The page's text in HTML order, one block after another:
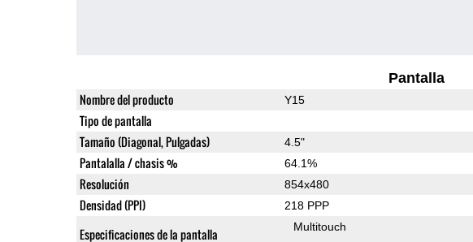
Pantalla
Nombre del producto Y15
Tipo de pantalla
Tamaño (Diagonal, Pulgadas) 4.5"
Pantalalla / chasis % 64.1%
Resolución 854x480
Densidad (PPI) 218 PPP
Especificaciones de la pantalla Multitouch